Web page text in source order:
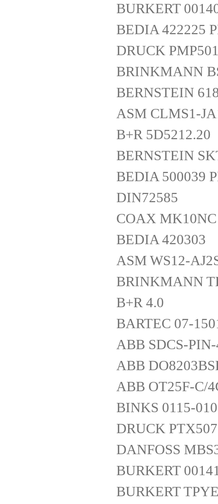
BURKERT
BEDIA 422225
DRUCK
BRINKMANN
BERNSTEIN
ASM CLMS1-
B+R 5D5212.20
BERNSTEIN
BEDIA 500039
DIN72585
COAX MK10NC
BEDIA 420303
ASM WS12-
BRINKMANN
B+R 4.0
BARTEC 07-
ABB SDCS-
ABB
ABB OT25F-C/
BINKS 0115-
DRUCK
DANFOSS
BURKERT
BURKERT